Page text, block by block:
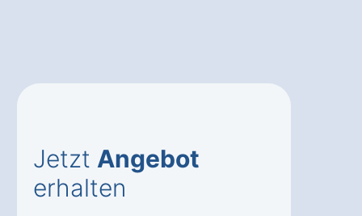
Jetzt Angebot
erhalten